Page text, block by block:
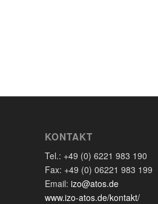
KONTAKT
Tel.: +49 (0) 6221 983 190
Fax: +49 (0) 06221 983 199
Email: izo@atos.de
www.izo-atos.de/kontakt/